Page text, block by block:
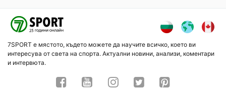
7SPORT е мястото, където можете да научите всичко, което ви
интересува от света на спорта. Актуални новини, анализи, коментари
и интервюта.